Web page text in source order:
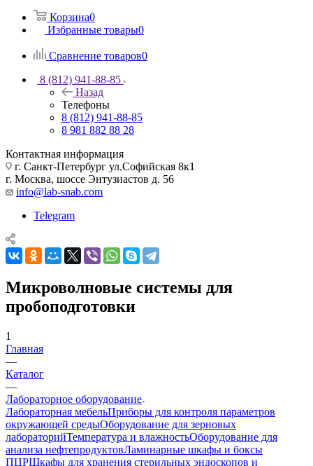
Корзина0
Избранные товары0
Сравнение товаров0
8 (812) 941-88-85
Назад
Телефоны
8 (812) 941-88-85
8 981 882 88 28
Контактная информация
г. Санкт-Петербург ул.Софийская 8к1
г. Москва, шоссе Энтузиастов д. 56
info@lab-snab.com
Telegram
Микроволновые системы для
пробоподготовки
1
Главная
—
Каталог
—
Лабораторное оборудование
Лабораторная мебельПриборы для контроля параметров
окружающей средыОборудование для зерновых
лабораторийТемпература и влажностьОборудование для
анализа нефтепродуктовЛаминарные шкафы и боксы
ПЦРШкафы для хранения стерильных эндоскопов и